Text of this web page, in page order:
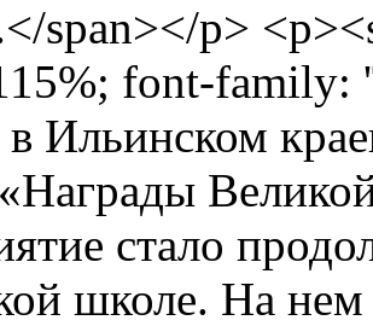
span></p>
font-family:
в Ильинском
стало
школе. На нем